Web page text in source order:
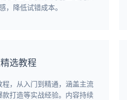
，降低试错成本。
选教程
，从入门到精通，涵盖主流
打造等实战经验。内容持续